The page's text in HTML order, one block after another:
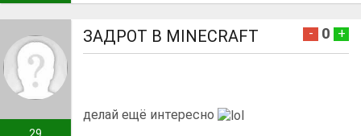
29
ЗАДРОТ В MINECRAFT - 0 +
делай ещё интересно